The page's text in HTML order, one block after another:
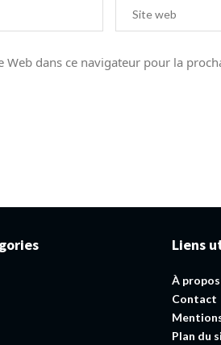
dans ce navigateur pour la
Liens
À propos
Contact
Plan du